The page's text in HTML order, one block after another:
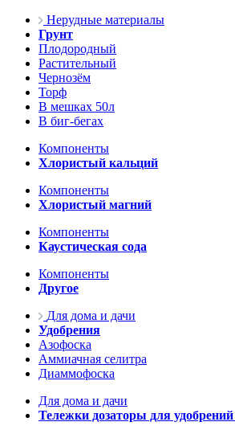
Нерудные материалы
Грунт
Плодородный
Растительный
Чернозём
Торф
В мешках 50л
В биг-бегах
Компоненты
Хлористый кальций
Компоненты
Хлористый магний
Компоненты
Каустическая сода
Компоненты
Другое
Для дома и дачи
Удобрения
Азофоска
Аммиачная селитра
Диаммофоска
Для дома и дачи
Тележки дозаторы для